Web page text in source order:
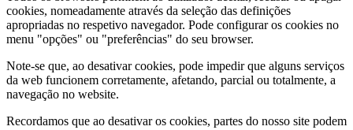
cookies, nomeadamente através da seleção das definições
apropriadas no respetivo navegador. Pode configurar os cookies no
menu "opções" ou "preferências" do seu browser.
Note-se que, ao desativar cookies, pode impedir que alguns serviços
da web funcionem corretamente, afetando, parcial ou totalmente, a
navegação no website.
Recordamos que ao desativar os cookies, partes do nosso site podem